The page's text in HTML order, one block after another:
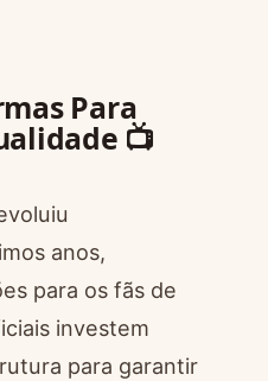
Para
📺
anos,
para os fãs de
investem
para garantir